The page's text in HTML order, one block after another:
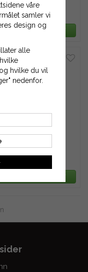
3 956 kr
TIL HANDLEKURV
1550H-200
TIL HANDLEKURV
våre
samler vi
design og
alle
hvilke du vil
nedenfor.